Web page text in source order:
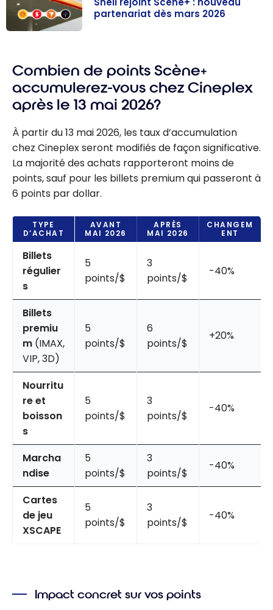
nouveau
partenariat dès
mars 2026
partenariat dès mars 2026
Combien de points Scène+
accumulerez-vous chez Cineplex
après le 13 mai 2026?
À partir du 13 mai 2026, les taux d’accumulation
chez Cineplex seront modifiés de façon significative.
La majorité des achats rapporteront moins de
points, sauf pour les billets premium qui passeront à
6 points par dollar.
TYPE
D’ACHAT
AVANT
MAI 2026
APRÈS
MAI 2026
CHANGEM
ENT
Billets
régulier
s
5
points/$
3
points/$
-40%
Billets
premiu
m (IMAX,
VIP, 3D)
5
points/$
6
points/$
+20%
Nourritu
re et
boisson
s
5
points/$
3
points/$
-40%
Marcha
ndise
5
points/$
3
points/$
-40%
Cartes
de jeu
XSCAPE
5
points/$
3
points/$
-40%
Impact concret sur vos points